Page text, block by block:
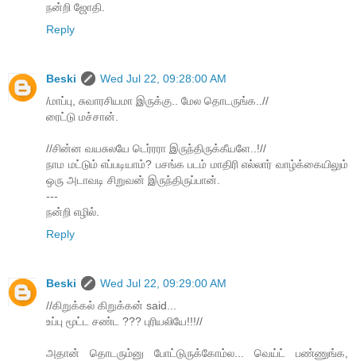
நன்றி ஜோதி.
Reply
Beski
Wed Jul 22, 09:28:00 AM
/மாப்பு, சுவாரசியமா இருக்கு.. மேல தொடருங்க..//
ரைட்டு மச்சான்.
//சின்ன வயசுலயே டெர்ரரா இருந்திருக்கீயளே..!//
நாம மட்டும் எப்படியாம்? பசங்க படம் மாதிரி எல்லார் வாழ்க்கையிலும்
ஒரு அடாவடி சிறுவன் இருந்திருப்பான்.
---
நன்றி எழில்.
Reply
Beski
Wed Jul 22, 09:29:00 AM
//கிறுக்கல் கிறுக்கன் said...
உப்பு மூட்ட சண்ட ??? புரியலியே!!!//
அதான் தொடரும்னு போட்டுருக்கோம்ல... வெய்ட் பண்ணுங்க,